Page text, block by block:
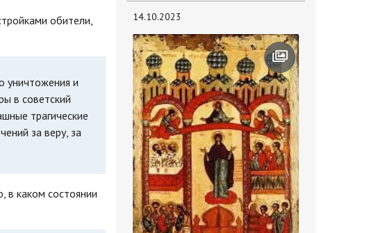
обители,
уничтожения и
в советский
трагические
за веру, за
в каком состоянии
14.10.2023